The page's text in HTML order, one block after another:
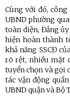
Cùng với đó,
UBND phường
toàn diện, Đảng
hiện hoàn thành
khả năng SSCĐ
rõ rệt, nhiều mặt
tuyển chọn và gọi
tác vận động
UBND quận và Bộ